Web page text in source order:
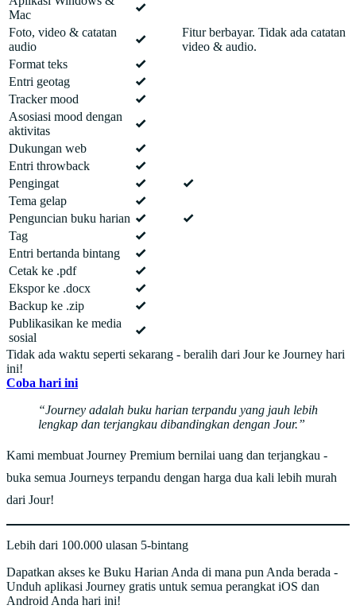
Mac
Foto, video & catatan
audio
Fitur berbayar. Tidak ada catatan
video & audio.
Format teks
Entri geotag
Tracker mood
Asosiasi mood dengan
aktivitas
Dukungan web
Entri throwback
Pengingat
Tema gelap
Penguncian buku harian
Tag
Entri bertanda bintang
Cetak ke .pdf
Ekspor ke .docx
Backup ke .zip
Publikasikan ke media
sosial
Tidak ada waktu seperti sekarang - beralih dari Jour ke Journey hari
ini!
Coba hari ini
Journey adalah buku harian terpandu yang jauh lebih
lengkap dan terjangkau dibandingkan dengan Jour.
Kami membuat Journey Premium bernilai uang dan terjangkau -
buka semua Journeys terpandu dengan harga dua kali lebih murah
dari Jour!
Lebih dari 100.000 ulasan 5-bintang
Dapatkan akses ke Buku Harian Anda di mana pun Anda berada -
Unduh aplikasi Journey gratis untuk semua perangkat iOS dan
Android Anda hari ini!